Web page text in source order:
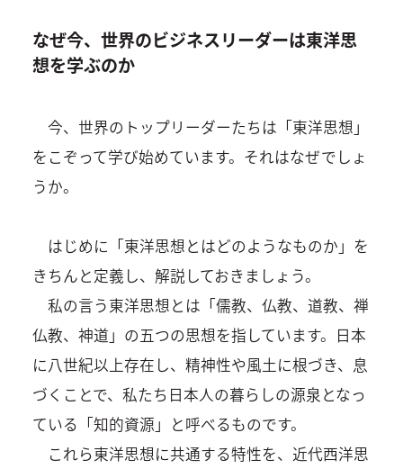
なぜ今、世界のビジネスリーダーは東洋思
想を学ぶのか
今、世界のトップリーダーたちは「東洋思想」
をこぞって学び始めています。それはなぜでしょ
うか。
はじめに「東洋思想とはどのようなものか」を
きちんと定義し、解説しておきましょう。
私の言う東洋思想とは「儒教、仏教、道教、禅
仏教、神道」の五つの思想を指しています。日本
に八世紀以上存在し、精神性や風土に根づき、息
づくことで、私たち日本人の暮らしの源泉となっ
ている「知的資源」と呼べるものです。
これら東洋思想に共通する特性を、近代西洋思